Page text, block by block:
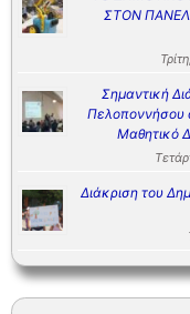
ΣΤΟΝ
Σημαντική
Πελοποννήσου
Μαθητικό
Διάκριση του